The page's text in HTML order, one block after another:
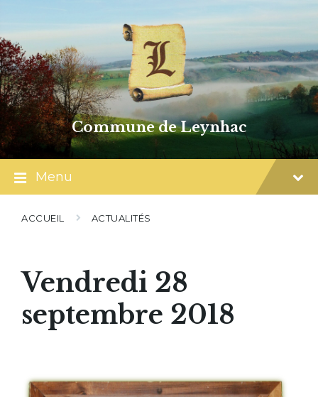
content
main
navigation
footer
Commune de Leynhac
Menu
ACCUEIL ACTUALITÉS
Vendredi 28
septembre 2018